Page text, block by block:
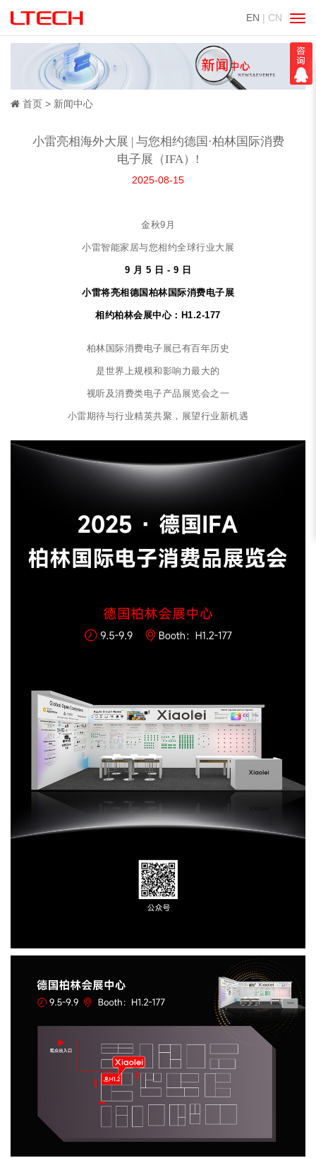
EN | CN
切
换
导
航
首页 新闻中心
小雷亮相海外大展 | 与您相约德国·柏林国际消费
电子展（IFA）!
2025-08-15
金秋9月
小雷智能家居与您相约全球行业大展
9 月 5 日 - 9 日
小雷将亮相德国柏林国际消费电子展
相约柏林会展中心：H1.2-177
柏林国际消费电子展已有百年历史
是世界上规模和影响力最大的
视听及消费类电子产品展览会之一
小雷期待与行业精英共聚，展望行业新机遇